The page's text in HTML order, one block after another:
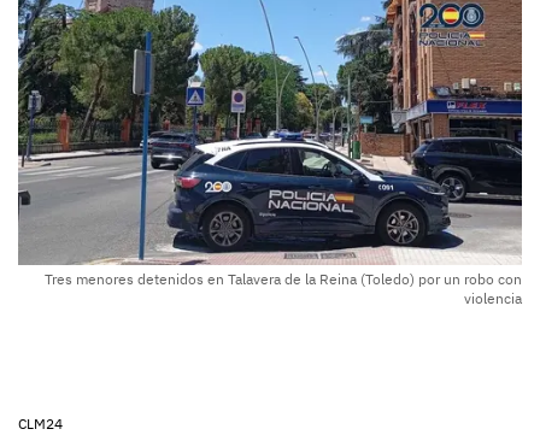
Tres menores detenidos en Talavera de la Reina (Toledo) por un robo con
violencia
CLM24